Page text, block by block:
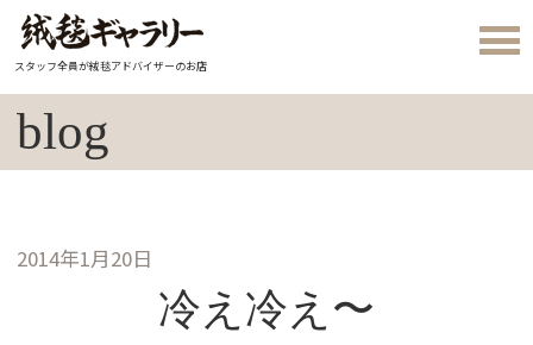
スタッフ全員が絨毯アドバイザーのお店
blog
2014年1月20日
冷え冷え〜